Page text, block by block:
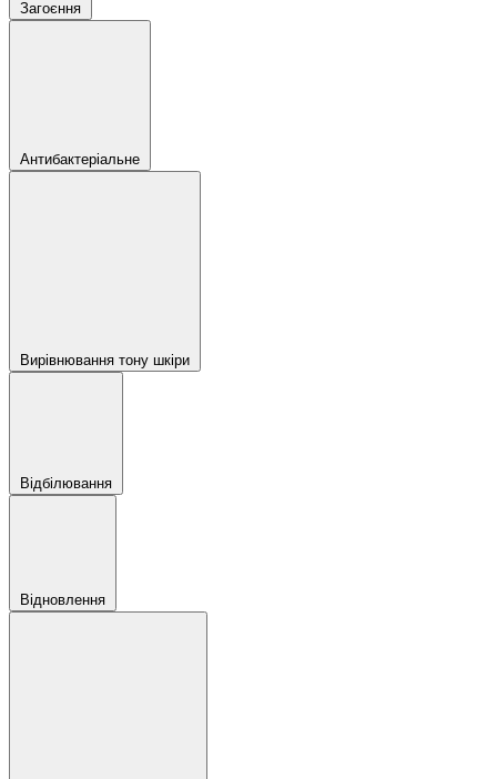
Загоєння
Антибактеріальне
Вирівнювання тону шкіри
Відбілювання
Відновлення